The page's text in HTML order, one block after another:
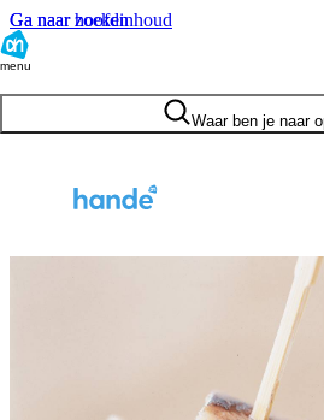
Ga naar hoofdinhoud
Ga naar zoeken
menu
Waar ben je naar